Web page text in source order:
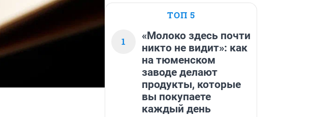
ТОП 5
1
«Молоко здесь почти
никто не видит»: как
на тюменском
заводе делают
продукты, которые
вы покупаете
каждый день